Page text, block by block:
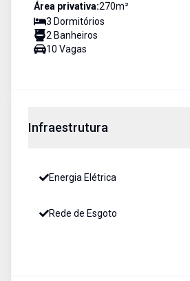
Área privativa:270m²
3 Dormitórios
2 Banheiros
10 Vagas
Infraestrutura
Energia Elétrica
Rede de Esgoto